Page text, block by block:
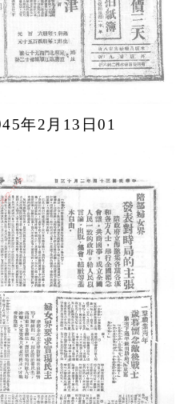
年2月13日01